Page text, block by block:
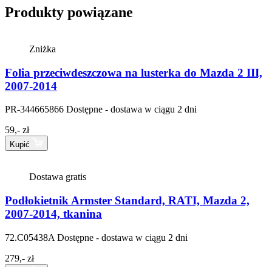
Produkty powiązane
Zniżka
Folia przeciwdeszczowa na lusterka do Mazda 2 III,
2007-2014
PR-344665866 Dostępne - dostawa w ciągu 2 dni
59,- zł
Kupić
Dostawa gratis
Podłokietnik Armster Standard, RATI, Mazda 2,
2007-2014, tkanina
72.C05438A Dostępne - dostawa w ciągu 2 dni
279,- zł